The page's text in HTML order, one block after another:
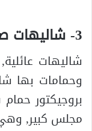
3- شاليهات صدف الدرعية:
شاليهات
وحمامات بها
بروجيكتور
مجلس كبير,